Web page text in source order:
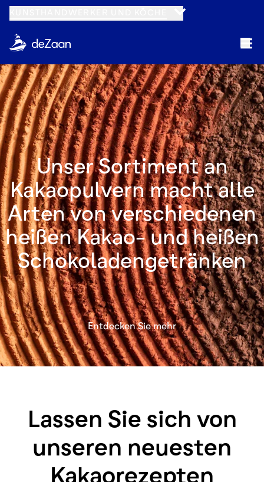
Unser Sortiment an
Kakaopulvern macht alle
Arten von verschiedenen
heißen Kakao- und heißen
Schokoladengetränken
Entdecken Sie mehr
Lassen Sie sich von
unseren neuesten
Kakaorezepten